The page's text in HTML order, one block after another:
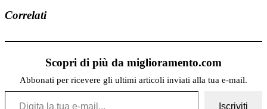
Correlati
Scopri di più da miglioramento.com
Abbonati per ricevere gli ultimi articoli inviati alla tua e-mail.
Digita la tua e-mail...
Iscriviti